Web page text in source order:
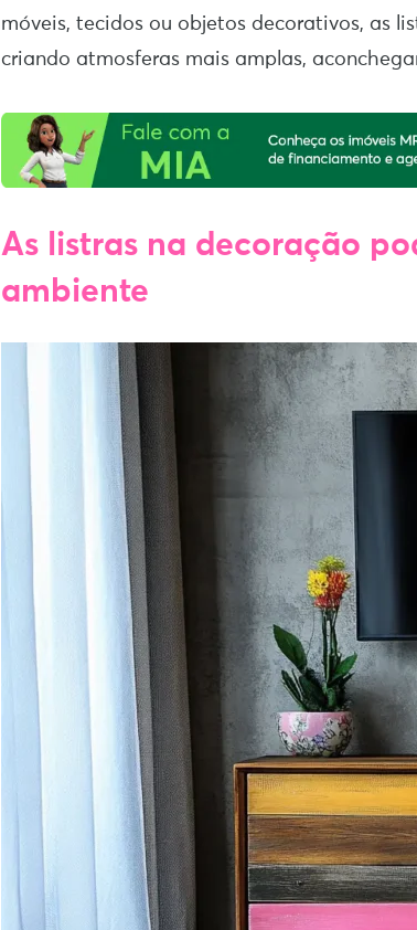
móveis, tecidos ou objetos decorativos, as
criando atmosferas mais amplas,
As listras na decoração
ambiente